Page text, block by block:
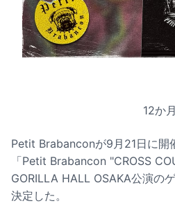
12か
Petit Brabanconが9月21日に開
「Petit Brabancon "CROSS
GORILLA HALL OSAKA公演の
決定した。